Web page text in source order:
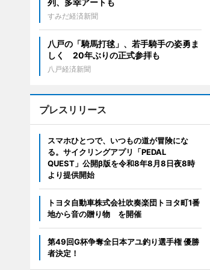
列、多幸アートも
すみだ経済新聞
八戸の「騎馬打毬」、若手騎手の姿勇ま
しく 20年ぶりの正式参拝も
八戸経済新聞
プレスリリース
スマホひとつで、いつもの道が冒険にな
る。サイクリングアプリ「PEDAL
QUEST」公開β版を令和8年8月8日夜8時
より提供開始
トヨタ自動車株式会社吹奏楽団トヨタ町1番
地から音の贈り物 を開催
第49回G杯争奪全日本アユ釣り選手権 優勝
者決定！